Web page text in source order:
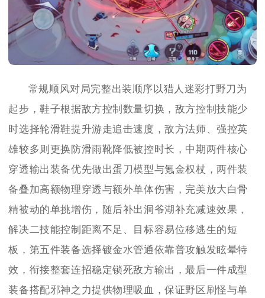
常规顺风对局完整出装顺序以猎人迷彩打野刀为
起步，鞋子根据敌方控制数量切换，敌方控制技能少
时选择轮滑鞋提升游走追击速度，敌方法师、强控英
雄较多则更换防滑雨靴降低被控时长，中期两件核心
穿透输出装备优先做出蛋刀模型与氪金权杖，两件装
备叠加高额物理穿透与额外单体伤害，完美放大白骨
精被动的单挑增伤，随后补出洞爷湖补充减速效果，
解决二技能控制距离不足、目标容易位移逃生的短
板，第五件装备选择镀金水管通依靠普攻触发眩晕特
效，衔接整套连招稳定锁死敌方输出，最后一件成型
装备搭配邪神之力提供物理吸血，保证野区刷怪与单